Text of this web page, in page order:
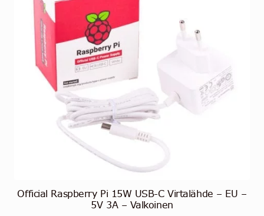
Official Raspberry Pi 15W USB-C Virtalähde – EU –
5V 3A – Valkoinen